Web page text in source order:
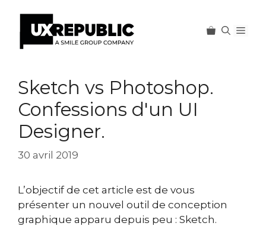
contenu
Sketch vs Photoshop.
Confessions d'un UI
Designer.
30 avril 2019
L’objectif de cet article est de vous
présenter un nouvel outil de conception
graphique apparu depuis peu : Sketch.